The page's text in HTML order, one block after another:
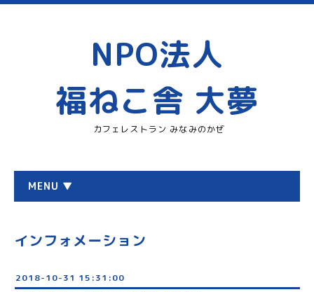
NPO法人
福ねこ舎 大夢
カフェレストラン みなみのかぜ
MENU ▼
インフォメーション
2018-10-31 15:31:00